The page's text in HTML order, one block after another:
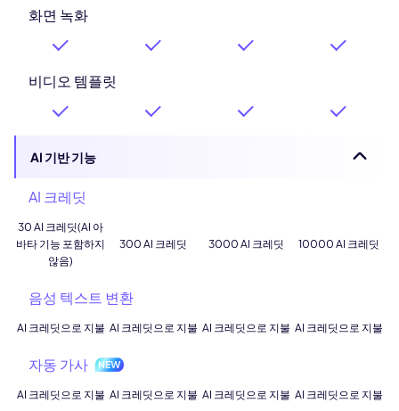
화면 녹화
비디오 템플릿
AI 기반 기능
AI 크레딧
30 AI 크레딧(AI 아
바타 기능 포함하지
않음)
300 AI 크레딧 3000 AI 크레딧 10000 AI 크레딧
음성 텍스트 변환
AI 크레딧으로 지불 AI 크레딧으로 지불 AI 크레딧으로 지불 AI 크레딧으로 지불
자동 가사
AI 크레딧으로 지불 AI 크레딧으로 지불 AI 크레딧으로 지불 AI 크레딧으로 지불